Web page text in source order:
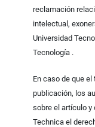
reclamación
intelectual,
Universidad
Tecnología .
En caso de que
publicación, los
sobre el artículo y
Technica el